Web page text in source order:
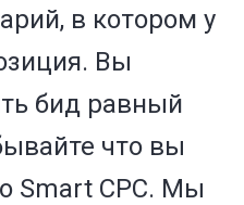
в котором у
Вы
бид равный
что вы
Smart CPC. Мы